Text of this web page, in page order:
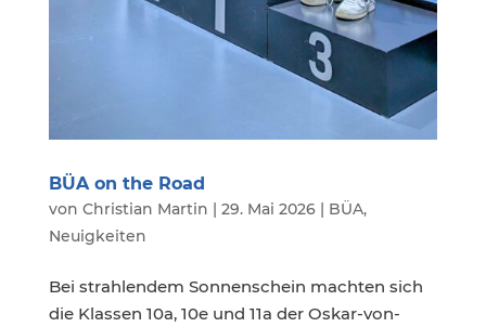
BÜA on the Road
von Christian Martin | 29. Mai 2026| BÜA,
Neuigkeiten
Bei strahlendem Sonnenschein machten sich
die Klassen 10a, 10e und 11a der Oskar-von-